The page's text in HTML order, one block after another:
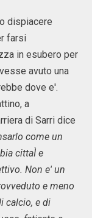
dispiacere
farsi
in esubero per
avuto una
dove e'.
a
di Sarri dice
come un
cittaÌ e
Non e' un
e meno
calcio, e di